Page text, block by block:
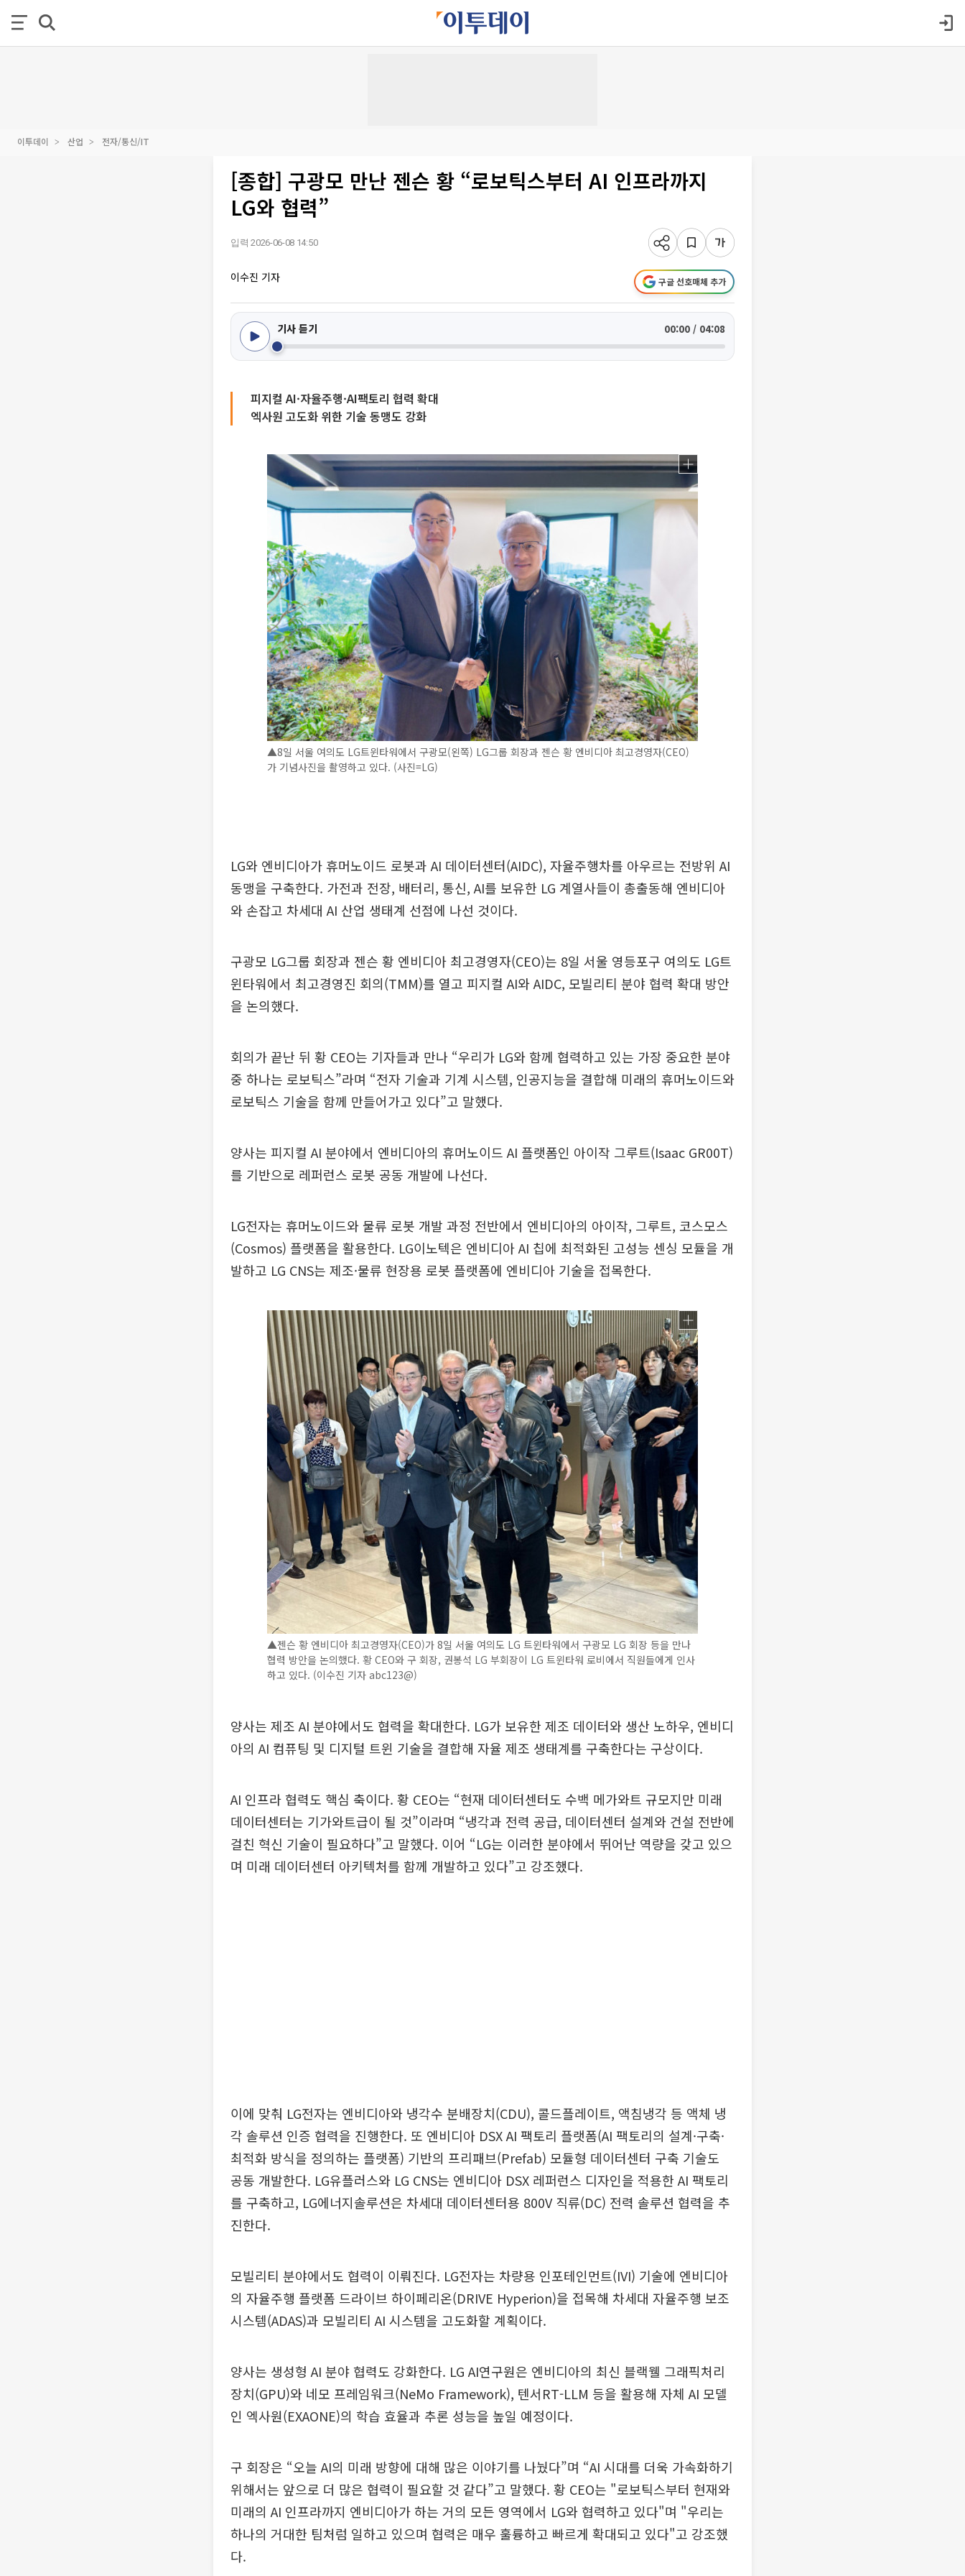
이투데이 산업 전자/통신/IT
[종합] 구광모 만난 젠슨 황 “로보틱스부터 AI 인프라까지
LG와 협력”
입력 2026-06-08 14:50
이수진 기자 구글 선호매체 추가
기사 듣기 00:00 / 04:08
피지컬 AI·자율주행·AI팩토리 협력 확대
엑사원 고도화 위한 기술 동맹도 강화
▲8일 서울 여의도 LG트윈타워에서 구광모(왼쪽) LG그룹 회장과 젠슨 황 엔비디아 최고경영자(CEO)
가 기념사진을 촬영하고 있다. (사진=LG)
LG와 엔비디아가 휴머노이드 로봇과 AI 데이터센터(AIDC), 자율주행차를 아우르는 전방위 AI
동맹을 구축한다. 가전과 전장, 배터리, 통신, AI를 보유한 LG 계열사들이 총출동해 엔비디아
와 손잡고 차세대 AI 산업 생태계 선점에 나선 것이다.
구광모 LG그룹 회장과 젠슨 황 엔비디아 최고경영자(CEO)는 8일 서울 영등포구 여의도 LG트
윈타워에서 최고경영진 회의(TMM)를 열고 피지컬 AI와 AIDC, 모빌리티 분야 협력 확대 방안
을 논의했다.
회의가 끝난 뒤 황 CEO는 기자들과 만나 “우리가 LG와 함께 협력하고 있는 가장 중요한 분야
중 하나는 로보틱스”라며 “전자 기술과 기계 시스템, 인공지능을 결합해 미래의 휴머노이드와
로보틱스 기술을 함께 만들어가고 있다”고 말했다.
양사는 피지컬 AI 분야에서 엔비디아의 휴머노이드 AI 플랫폼인 아이작 그루트(Isaac GR00T)
를 기반으로 레퍼런스 로봇 공동 개발에 나선다.
LG전자는 휴머노이드와 물류 로봇 개발 과정 전반에서 엔비디아의 아이작, 그루트, 코스모스
(Cosmos) 플랫폼을 활용한다. LG이노텍은 엔비디아 AI 칩에 최적화된 고성능 센싱 모듈을 개
발하고 LG CNS는 제조·물류 현장용 로봇 플랫폼에 엔비디아 기술을 접목한다.
▲젠슨 황 엔비디아 최고경영자(CEO)가 8일 서울 여의도 LG 트윈타워에서 구광모 LG 회장 등을 만나
협력 방안을 논의했다. 황 CEO와 구 회장, 권봉석 LG 부회장이 LG 트윈타워 로비에서 직원들에게 인사
하고 있다. (이수진 기자 abc123@)
양사는 제조 AI 분야에서도 협력을 확대한다. LG가 보유한 제조 데이터와 생산 노하우, 엔비디
아의 AI 컴퓨팅 및 디지털 트윈 기술을 결합해 자율 제조 생태계를 구축한다는 구상이다.
AI 인프라 협력도 핵심 축이다. 황 CEO는 “현재 데이터센터도 수백 메가와트 규모지만 미래
데이터센터는 기가와트급이 될 것”이라며 “냉각과 전력 공급, 데이터센터 설계와 건설 전반에
걸친 혁신 기술이 필요하다”고 말했다. 이어 “LG는 이러한 분야에서 뛰어난 역량을 갖고 있으
며 미래 데이터센터 아키텍처를 함께 개발하고 있다”고 강조했다.
이에 맞춰 LG전자는 엔비디아와 냉각수 분배장치(CDU), 콜드플레이트, 액침냉각 등 액체 냉
각 솔루션 인증 협력을 진행한다. 또 엔비디아 DSX AI 팩토리 플랫폼(AI 팩토리의 설계·구축·
최적화 방식을 정의하는 플랫폼) 기반의 프리패브(Prefab) 모듈형 데이터센터 구축 기술도
공동 개발한다. LG유플러스와 LG CNS는 엔비디아 DSX 레퍼런스 디자인을 적용한 AI 팩토리
를 구축하고, LG에너지솔루션은 차세대 데이터센터용 800V 직류(DC) 전력 솔루션 협력을 추
진한다.
모빌리티 분야에서도 협력이 이뤄진다. LG전자는 차량용 인포테인먼트(IVI) 기술에 엔비디아
의 자율주행 플랫폼 드라이브 하이페리온(DRIVE Hyperion)을 접목해 차세대 자율주행 보조
시스템(ADAS)과 모빌리티 AI 시스템을 고도화할 계획이다.
양사는 생성형 AI 분야 협력도 강화한다. LG AI연구원은 엔비디아의 최신 블랙웰 그래픽처리
장치(GPU)와 네모 프레임워크(NeMo Framework), 텐서RT-LLM 등을 활용해 자체 AI 모델
인 엑사원(EXAONE)의 학습 효율과 추론 성능을 높일 예정이다.
구 회장은 “오늘 AI의 미래 방향에 대해 많은 이야기를 나눴다”며 “AI 시대를 더욱 가속화하기
위해서는 앞으로 더 많은 협력이 필요할 것 같다”고 말했다. 황 CEO는 "로보틱스부터 현재와
미래의 AI 인프라까지 엔비디아가 하는 거의 모든 영역에서 LG와 협력하고 있다"며 "우리는
하나의 거대한 팀처럼 일하고 있으며 협력은 매우 훌륭하고 빠르게 확대되고 있다"고 강조했
다.